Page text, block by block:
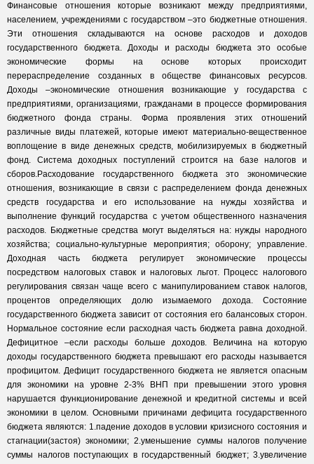
Финансовые отношения которые возникают между предприятиями,
населением, учреждениями с государством –это бюджетные отношения.
Эти отношения складываются на основе расходов и доходов
государственного бюджета. Доходы и расходы бюджета это особые
экономические формы на основе которых происходит
перераспределение созданных в обществе финансовых ресурсов.
Доходы –экономические отношения возникающие у государства с
предприятиями, организациями, гражданами в процессе формирования
бюджетного фонда страны. Форма проявления этих отношений
различные виды платежей, которые имеют материально-вещественное
воплощение в виде денежных средств, мобилизируемых в бюджетный
фонд. Система доходных поступлений строится на базе налогов и
сборов.Расходование государственного бюджета это экономические
отношения, возникающие в связи с распределением фонда денежных
средств государства и его использование на нужды хозяйства и
выполнение функций государства с учетом общественного назначения
расходов. Бюджетные средства могут выделяться на: нужды народного
хозяйства; социально-культурные мероприятия; оборону; управление.
Доходная часть бюджета регулирует экономические процессы
посредством налоговых ставок и налоговых льгот. Процесс налогового
регулирования связан чаще всего с манипулированием ставок налогов,
процентов определяющих долю изымаемого дохода. Состояние
государственного бюджета зависит от состояния его балансовых сторон.
Нормальное состояние если расходная часть бюджета равна доходной.
Дефицитное –если расходы больше доходов. Величина на которую
доходы государственного бюджета превышают его расходы называется
профицитом. Дефицит государственного бюджета не является опасным
для экономики на уровне 2-3% ВНП при превышении этого уровня
нарушается функционирование денежной и кредитной системы и всей
экономики в целом. Основными причинами дефицита государственного
бюджета являются: 1.падение доходов в условии кризисного состояния и
стагнации(застоя) экономики; 2.уменьшение суммы налогов получение
суммы налогов поступающих в государственный бюджет; 3.увеличение